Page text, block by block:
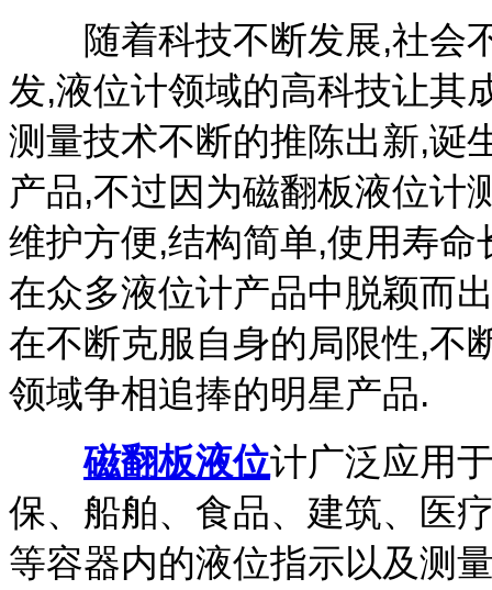
随着科技不断发展,社会
发,液位计领域的高科技让其
测量技术不断的推陈出新,诞
产品,不过因为磁翻板液位计
维护方便,结构简单,使用寿
在众多液位计产品中脱颖而
在不断克服自身的局限性,不
领域争相追捧的明星产品.
磁翻板液位计广泛应用
保、船舶、食品、建筑、医
等容器内的液位指示以及测